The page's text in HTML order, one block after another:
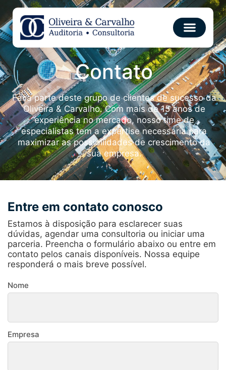
Contato
Faça parte deste grupo de clientes de sucesso da
Oliveira & Carvalho. Com mais de 15 anos de
experiência no mercado, nosso time de
especialistas tem a expertise necessária para
maximizar as possibilidades de crescimento da
sua empresa.
Entre em contato conosco
Estamos à disposição para esclarecer suas
dúvidas, agendar uma consultoria ou iniciar uma
parceria. Preencha o formulário abaixo ou entre em
contato pelos canais disponíveis. Nossa equipe
responderá o mais breve possível.
Nome
Empresa